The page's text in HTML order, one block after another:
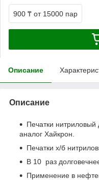
900 ₸ от 15000 пар
Описание
Описание
Печатки нитриловый
аналог Хайкрон.
Печатки х/б
В 10 раз
Применение в